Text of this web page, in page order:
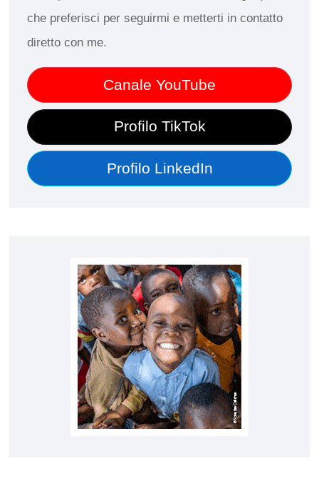
che preferisci per seguirmi e metterti in contatto
diretto con me.
Canale YouTube
Profilo TikTok
Profilo LinkedIn